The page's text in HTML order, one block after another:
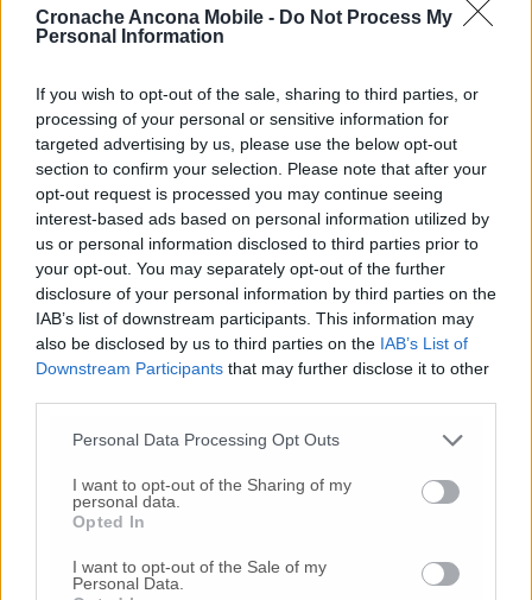
Cronache Ancona Mobile - Do Not Process My
Personal Information
If you wish to opt-out of the sale, sharing to third parties, or
processing of your personal or sensitive information for
targeted advertising by us, please use the below opt-out
section to confirm your selection. Please note that after your
opt-out request is processed you may continue seeing
interest-based ads based on personal information utilized by
us or personal information disclosed to third parties prior to
your opt-out. You may separately opt-out of the further
disclosure of your personal information by third parties on the
IAB’s list of downstream participants. This information may
also be disclosed by us to third parties on the IAB’s List of
Downstream Participants that may further disclose it to other
Personal Data Processing Opt Outs
I want to opt-out of the Sharing of my
personal data.
Opted In
I want to opt-out of the Sale of my
Personal Data.
Nessun commento presente
Commenta
Commenta l'articolo
Gli articoli più letti
24 Lug-Bimbi costretti a colpirsi da solie lasciati al
buio:orrore all’asilo, arrestate due educatrici
10 Lug-Luigia Fortunato,l’ennesimo femminicidio:
prima la lite, poi la furia col coltello
coltellate.Fermato il compagno: “L’ho ammazzata”
(Foto-Video)
-Scontro tra auto e moto a Numana:
gravissimo un centauro
24 Lug-Maltrattamenti all’asilo, parla il sindaco: